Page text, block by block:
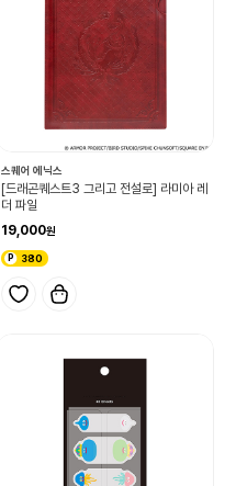
스퀘어 에닉스
[드래곤퀘스트3 그리고 전설로] 라미아 레
더 파일
19,000
380